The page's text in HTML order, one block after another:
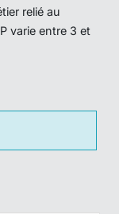
relié au
varie entre 3 et